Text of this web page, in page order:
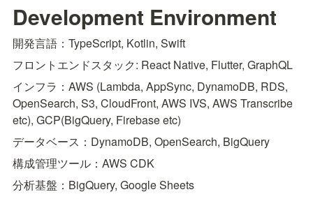
Development Environment
開発言語：TypeScript, Kotlin, Swift
フロントエンドスタック: React Native, Flutter, GraphQL
インフラ：AWS (Lambda, AppSync, DynamoDB, RDS,
OpenSearch, S3, CloudFront, AWS IVS, AWS Transcribe
etc), GCP(BigQuery, Firebase etc)
データベース：DynamoDB, OpenSearch, BigQuery
構成管理ツール：AWS CDK
分析基盤：BigQuery, Google Sheets